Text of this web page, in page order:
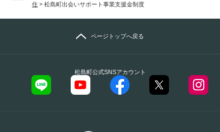
住 > 松島町出会いサポート事業支援金制度
松島町公式SNSアカウント
ページトップへ戻る